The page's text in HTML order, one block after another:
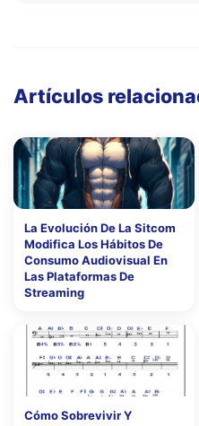
Artículos
La Evolución De La Sitcom
Modifica Los Hábitos De
Consumo Audiovisual En
Las Plataformas De
Streaming
Cómo Sobrevivir Y